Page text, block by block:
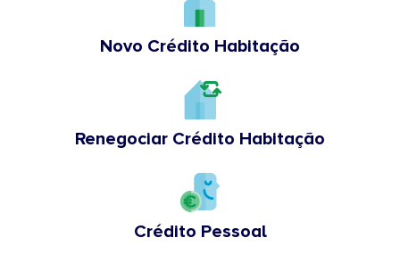
Novo Crédito Habitação
Renegociar Crédito Habitação
Crédito Pessoal